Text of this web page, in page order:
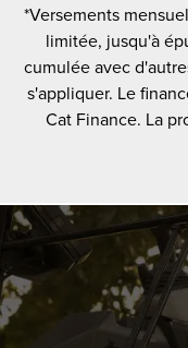
*Versements
limitée, jusqu'à
cumulée avec
s'appliquer. Le
Cat Finance. La